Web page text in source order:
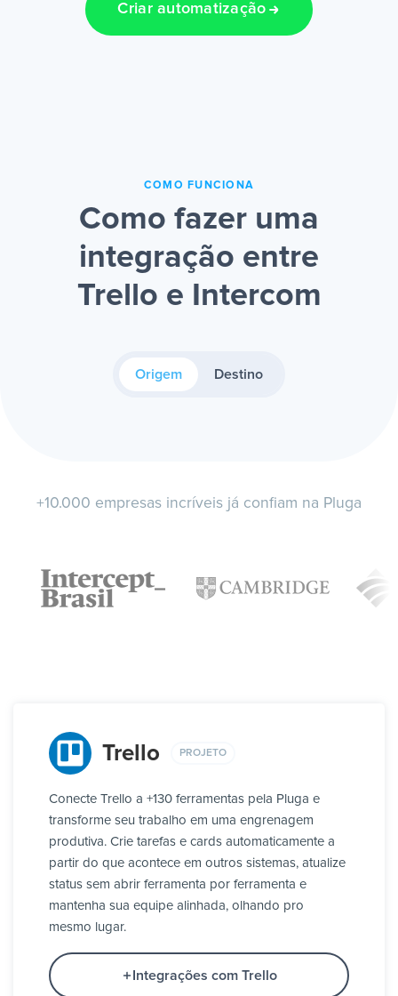
Criar automatização
COMO FUNCIONA
Como fazer uma
integração entre
Trello e Intercom
Origem Destino
+10.000 empresas incríveis já confiam na Pluga
Trello PROJETO
Conecte Trello a +130 ferramentas pela Pluga e
transforme seu trabalho em uma engrenagem
produtiva. Crie tarefas e cards automaticamente a
partir do que acontece em outros sistemas, atualize
status sem abrir ferramenta por ferramenta e
mantenha sua equipe alinhada, olhando pro
mesmo lugar.
Integrações com Trello